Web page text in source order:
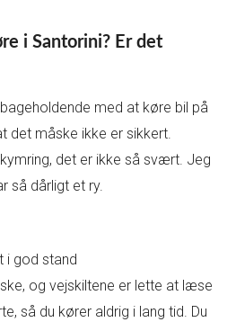
i Santorini? Er det
med at køre bil på
det måske ikke er sikkert.
det er ikke så svært. Jeg
så dårligt et ry.
i god stand
og vejskiltene er lette at læse
så du kører aldrig i lang tid. Du